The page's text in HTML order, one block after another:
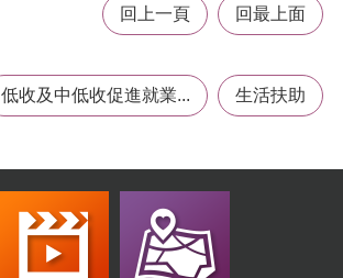
回上一頁 回最上面
低收及中低收促進就業... 生活扶助